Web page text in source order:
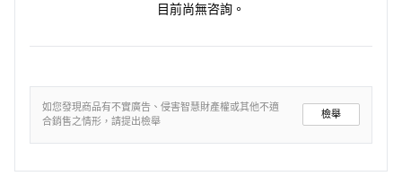
目前尚無咨詢。
如您發現商品有不實廣告、侵害智慧財產權或其他不適
合銷售之情形，請提出檢舉
檢舉